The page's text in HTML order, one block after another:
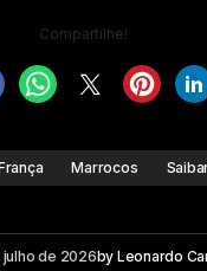
Compartilhe!
Marrocos
julho de 2026by Leonardo